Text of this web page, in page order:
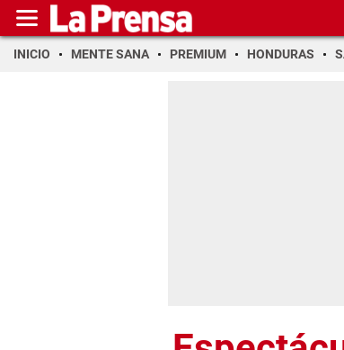
INICIO MENTE SANA PREMIUM HONDURAS